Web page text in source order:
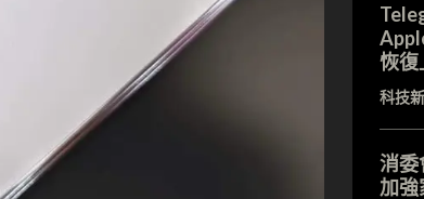
恢復
科技
消
加